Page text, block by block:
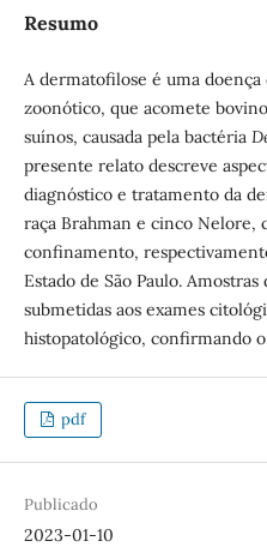
Resumo
A dermatofilose é uma
zoonótico, que acomete
suínos, causada pela bactéria
presente relato descreve
diagnóstico e tratamento da
raça Brahman e cinco Nelore,
confinamento,
Estado de São Paulo.
submetidas aos exames
histopatológico, confirmando
pdf
Publicado
2023-01-10